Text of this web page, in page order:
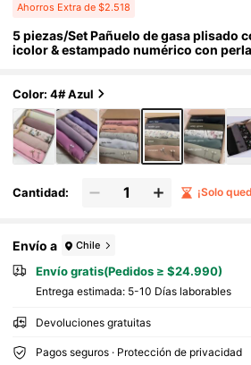
Ahorros Extra de $2.518
5 piezas/Set Pañuelo de gasa plisado
icolor & estampado numérico con
a)
Color: 4# Azul
Cantidad: ¡Solo
Envío a Chile
Envío gratis(Pedidos ≥ $24.990)
Entrega estimada: 5-10 Días laborables
Devoluciones gratuitas
Pagos seguros · Protección de privacidad